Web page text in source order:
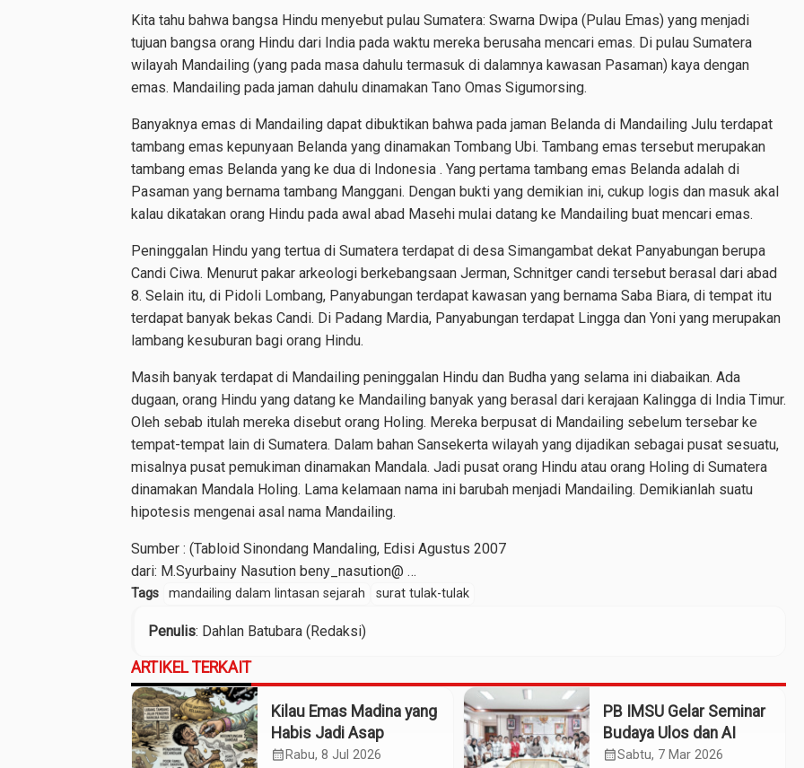
Kita tahu bahwa bangsa Hindu menyebut pulau Sumatera: Swarna Dwipa (Pulau Emas) yang menjadi
tujuan bangsa orang Hindu dari India pada waktu mereka berusaha mencari emas. Di pulau Sumatera
wilayah Mandailing (yang pada masa dahulu termasuk di dalamnya kawasan Pasaman) kaya dengan
emas. Mandailing pada jaman dahulu dinamakan Tano Omas Sigumorsing.
Banyaknya emas di Mandailing dapat dibuktikan bahwa pada jaman Belanda di Mandailing Julu terdapat
tambang emas kepunyaan Belanda yang dinamakan Tombang Ubi. Tambang emas tersebut merupakan
tambang emas Belanda yang ke dua di Indonesia . Yang pertama tambang emas Belanda adalah di
Pasaman yang bernama tambang Manggani. Dengan bukti yang demikian ini, cukup logis dan masuk akal
kalau dikatakan orang Hindu pada awal abad Masehi mulai datang ke Mandailing buat mencari emas.
Peninggalan Hindu yang tertua di Sumatera terdapat di desa Simangambat dekat Panyabungan berupa
Candi Ciwa. Menurut pakar arkeologi berkebangsaan Jerman, Schnitger candi tersebut berasal dari abad
8. Selain itu, di Pidoli Lombang, Panyabungan terdapat kawasan yang bernama Saba Biara, di tempat itu
terdapat banyak bekas Candi. Di Padang Mardia, Panyabungan terdapat Lingga dan Yoni yang merupakan
lambang kesuburan bagi orang Hindu.
Masih banyak terdapat di Mandailing peninggalan Hindu dan Budha yang selama ini diabaikan. Ada
dugaan, orang Hindu yang datang ke Mandailing banyak yang berasal dari kerajaan Kalingga di India Timur.
Oleh sebab itulah mereka disebut orang Holing. Mereka berpusat di Mandailing sebelum tersebar ke
tempat-tempat lain di Sumatera. Dalam bahan Sansekerta wilayah yang dijadikan sebagai pusat sesuatu,
misalnya pusat pemukiman dinamakan Mandala. Jadi pusat orang Hindu atau orang Holing di Sumatera
dinamakan Mandala Holing. Lama kelamaan nama ini barubah menjadi Mandailing. Demikianlah suatu
hipotesis mengenai asal nama Mandailing.
Sumber : (Tabloid Sinondang Mandaling, Edisi Agustus 2007
dari: M.Syurbainy Nasution beny_nasution@ …
Tags mandailing dalam lintasan sejarah surat tulak-tulak
Penulis: Dahlan Batubara (Redaksi)
ARTIKEL TERKAIT
Kilau Emas Madina yang
Habis Jadi Asap
calendar_month Rabu, 8 Jul 2026
PB IMSU Gelar Seminar
Budaya Ulos dan AI
calendar_monthSabtu, 7 Mar 2026